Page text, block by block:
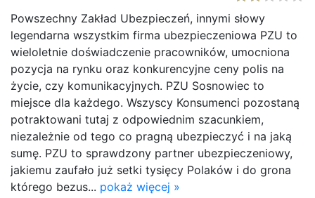
Powszechny Zakład Ubezpieczeń, innymi słowy
legendarna wszystkim firma ubezpieczeniowa PZU to
wieloletnie doświadczenie pracowników, umocniona
pozycja na rynku oraz konkurencyjne ceny polis na
życie, czy komunikacyjnych. PZU Sosnowiec to
miejsce dla każdego. Wszyscy Konsumenci pozostaną
potraktowani tutaj z odpowiednim szacunkiem,
niezależnie od tego co pragną ubezpieczyć i na jaką
sumę. PZU to sprawdzony partner ubezpieczeniowy,
jakiemu zaufało już setki tysięcy Polaków i do grona
którego bezus... pokaż więcej »